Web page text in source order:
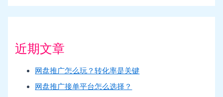
近期文章
网盘推广怎么玩？转化率是关键
网盘推广接单平台怎么选择？